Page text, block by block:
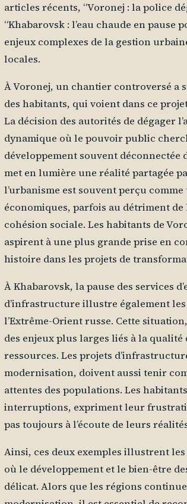
articles récents, “Voronej : la police
“Khabarovsk : l’eau chaude en
enjeux complexes de la gestion
locales.
À Voronej, un chantier controversé a
des habitants, qui voient dans ce
La décision des autorités de dégager
dynamique où le pouvoir public
développement souvent déconnectée
met en lumière une réalité partagée
l’urbanisme est souvent perçu
économiques, parfois au détriment
cohésion sociale. Les habitants de
aspirent à une plus grande prise en
histoire dans les projets de
À Khabarovsk, la pause des services
d’infrastructure illustre également les
l’Extrême-Orient russe. Cette
des enjeux plus larges liés à la qualité
ressources. Les projets
modernisation, doivent aussi tenir
attentes des populations. Les
interruptions, expriment leur
pas toujours à l’écoute de leurs
Ainsi, ces deux exemples illustrent
où le développement et le bien-être
délicat. Alors que les régions